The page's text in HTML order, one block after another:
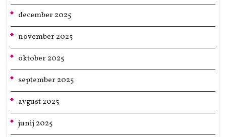
december 2025
november 2025
oktober 2025
september 2025
avgust 2025
junij 2025